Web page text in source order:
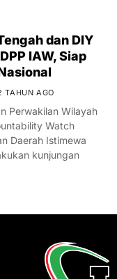
dan DIY
IAW, Siap
TAHUN AGO
Perwakilan Wilayah
Watch
Daerah Istimewa
kunjungan